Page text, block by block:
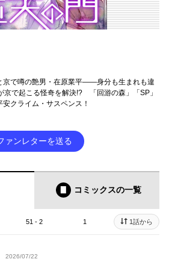
京で噂の艶男・在原業平――身分も生まれも違
京で起こる怪奇を解決!? 「回游の森」「SP」
クライム・サスペンス！
ァンレターを送る
コミックスの一覧
51 - 2 1 1話から
2026/07/22